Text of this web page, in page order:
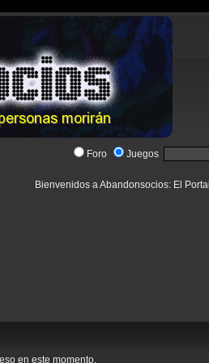
Foro Juegos
Bienvenidos a Abandonsocios: El
en este momento.